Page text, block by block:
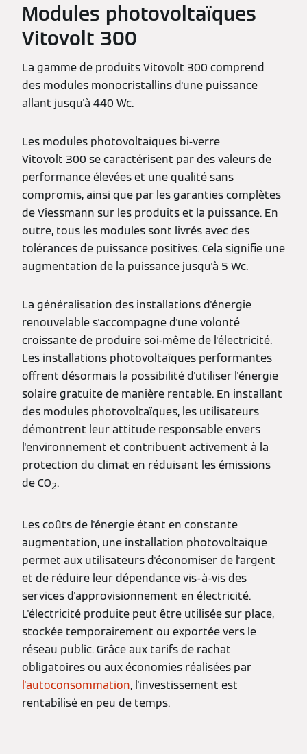
Modules photovoltaïques
Vitovolt 300
La gamme de produits Vitovolt 300 comprend
des modules monocristallins d'une puissance
allant jusqu'à 440 Wc.
Les modules photovoltaïques bi-verre
Vitovolt 300 se caractérisent par des valeurs de
performance élevées et une qualité sans
compromis, ainsi que par les garanties complètes
de Viessmann sur les produits et la puissance. En
outre, tous les modules sont livrés avec des
tolérances de puissance positives. Cela signifie une
augmentation de la puissance jusqu'à 5 Wc.
La généralisation des installations d'énergie
renouvelable s'accompagne d'une volonté
croissante de produire soi-même de l'électricité.
Les installations photovoltaïques performantes
offrent désormais la possibilité d'utiliser l'énergie
solaire gratuite de manière rentable. En installant
des modules photovoltaïques, les utilisateurs
démontrent leur attitude responsable envers
l'environnement et contribuent activement à la
protection du climat en réduisant les émissions
de CO2.
Les coûts de l'énergie étant en constante
augmentation, une installation photovoltaïque
permet aux utilisateurs d'économiser de l'argent
et de réduire leur dépendance vis-à-vis des
services d'approvisionnement en électricité.
L'électricité produite peut être utilisée sur place,
stockée temporairement ou exportée vers le
réseau public. Grâce aux tarifs de rachat
obligatoires ou aux économies réalisées par
l'autoconsommation, l'investissement est
rentabilisé en peu de temps.